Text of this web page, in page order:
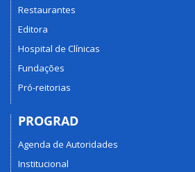
Restaurantes
Editora
Hospital de Clínicas
Fundações
Pró-reitorias
PROGRAD
Agenda de Autoridades
Institucional